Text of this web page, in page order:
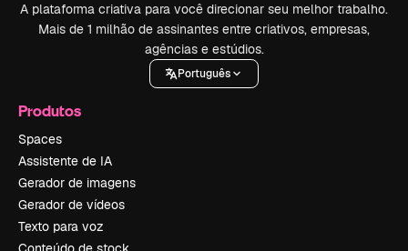
A plataforma criativa para você direcionar seu melhor trabalho.
Mais de 1 milhão de assinantes entre criativos, empresas,
agências e estúdios.
Português
Produtos
Spaces
Assistente de IA
Gerador de imagens
Gerador de vídeos
Texto para voz